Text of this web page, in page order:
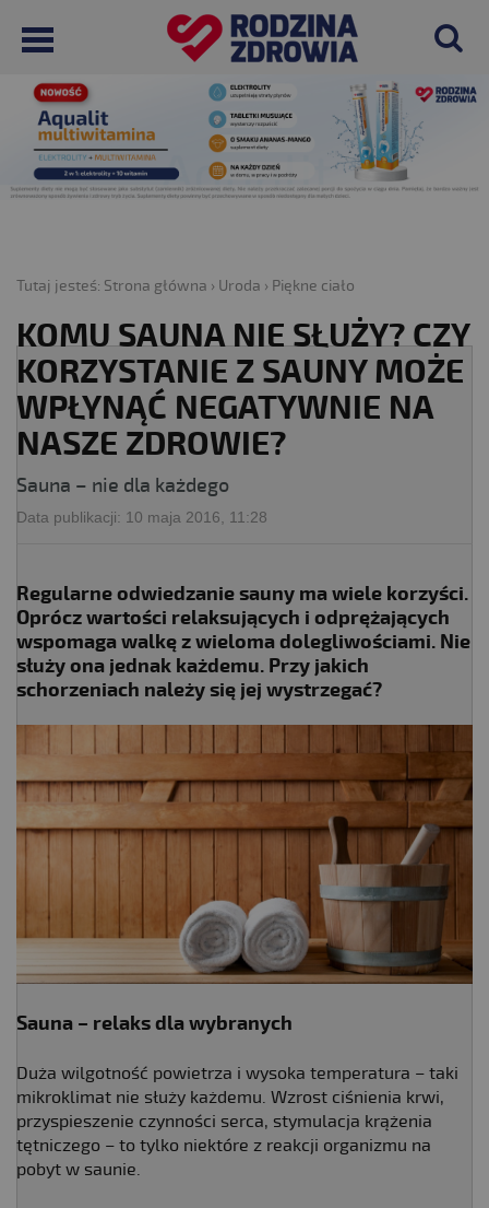
Tutaj jesteś: Strona główna › Uroda › Piękne ciało
KOMU SAUNA NIE SŁUŻY? CZY
KORZYSTANIE Z SAUNY MOŻE
WPŁYNĄĆ NEGATYWNIE NA
NASZE ZDROWIE?
Sauna – nie dla każdego
Data publikacji: 10 maja 2016, 11:28
Regularne odwiedzanie sauny ma wiele korzyści.
Oprócz wartości relaksujących i odprężających
wspomaga walkę z wieloma dolegliwościami. Nie
służy ona jednak każdemu. Przy jakich
schorzeniach należy się jej wystrzegać?
Sauna – relaks dla wybranych
Duża wilgotność powietrza i wysoka temperatura – taki
mikroklimat nie służy każdemu. Wzrost ciśnienia krwi,
przyspieszenie czynności serca, stymulacja krążenia
tętniczego – to tylko niektóre z reakcji organizmu na
pobyt w saunie.